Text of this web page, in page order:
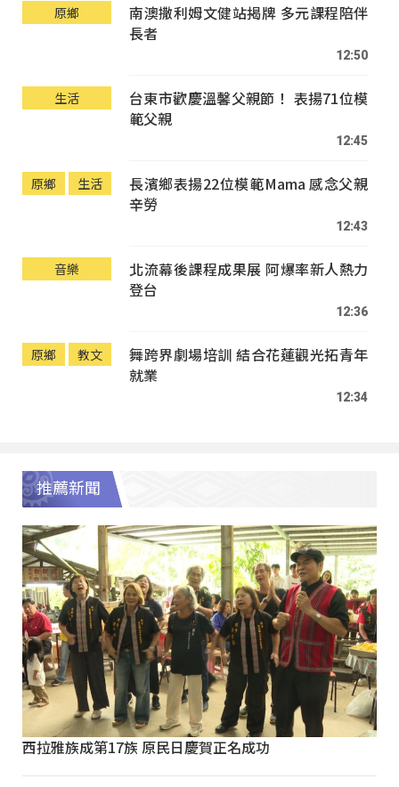
原鄉
南澳撒利姆文健站揭牌 多元課程陪伴
長者
12:50
生活
台東市歡慶溫馨父親節！ 表揚71位模
範父親
12:45
原鄉 生活
長濱鄉表揚22位模範Mama 感念父親
辛勞
12:43
音樂
北流幕後課程成果展 阿爆率新人熱力
登台
12:36
原鄉 教文
舞跨界劇場培訓 結合花蓮觀光拓青年
就業
12:34
推薦新聞
西拉雅族成第17族 原民日慶賀正名成功